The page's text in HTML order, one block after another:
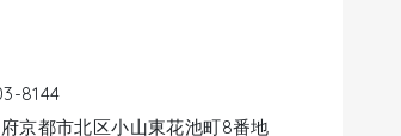
8144
京都市北区小山東花池町8番地